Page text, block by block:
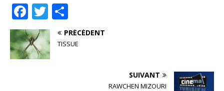
F
a
c
e
T
w
it
te
ar
ta
PRÉCÉDENT
TISSUE
SUIVANT
RAWCHEN MIZOURI